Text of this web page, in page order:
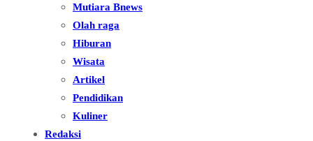
Mutiara Bnews
Olah raga
Hiburan
Wisata
Artikel
Pendidikan
Kuliner
Redaksi